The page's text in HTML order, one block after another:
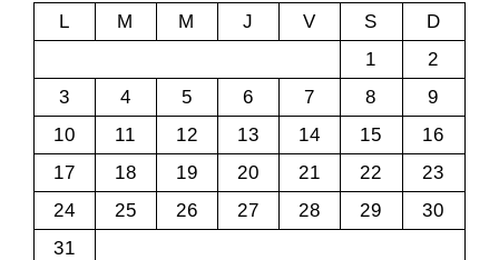
L
M M J V S
D
1
2
3
4 5 6 7 8
9
10
11 12 13 14 15
16
17
18 19 20 21 22
23
24
25 26 27 28 29
30
31